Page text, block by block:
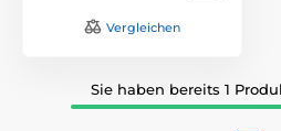
Vergleichen
Sie haben bereits 1